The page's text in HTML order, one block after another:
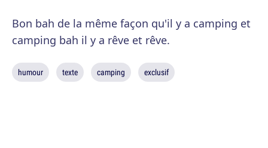
Bon bah de la même façon qu'il y a camping et
camping bah il y a rêve et rêve.
humour texte camping exclusif